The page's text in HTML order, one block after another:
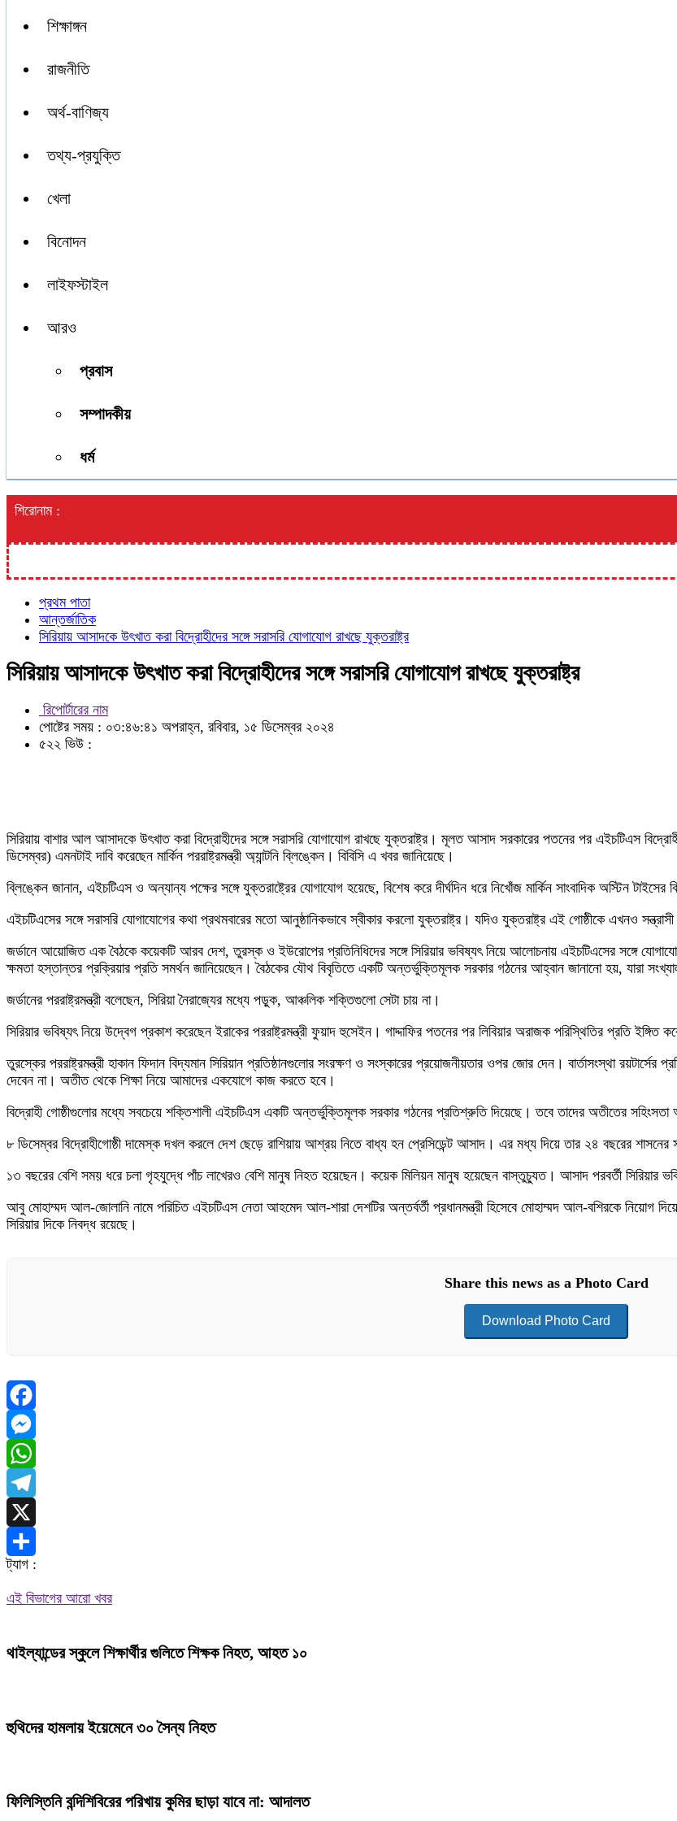
শিক্ষাঙ্গন
রাজনীতি
অর্থ-বাণিজ্য
তথ্য-প্রযুক্তি
খেলা
বিনোদন
লাইফস্টাইল
আরও
প্রবাস
সম্পাদকীয়
ধর্ম
শিরোনাম :
প্রথম পাতা
আন্তর্জাতিক
সিরিয়ায় আসাদকে উৎখাত করা বিদ্রোহীদের সঙ্গে সরাসরি যোগাযোগ রাখছে যুক্তরাষ্ট্র
সিরিয়ায় আসাদকে উৎখাত করা বিদ্রোহীদের সঙ্গে সরাসরি যোগাযোগ রাখছে যুক্তরাষ্ট্র
রিপোর্টারের নাম
পোষ্টের সময় : ০৩:৪৬:৪১ অপরাহ্ন, রবিবার, ১৫ ডিসেম্বর ২০২৪
৫২২ ভিউ :
সিরিয়ায় বাশার আল আসাদকে উৎখাত করা বিদ্রোহীদের সঙ্গে সরাসরি যোগাযোগ রাখছে যুক্তরাষ্ট্র। মূলত আসাদ সরকারের পতনের পর এইচটিএস
ডিসেম্বর) এমনটাই দাবি করেছেন মার্কিন পররাষ্ট্রমন্ত্রী অ্যান্টনি ব্লিঙ্কেন। বিবিসি এ খবর জানিয়েছে।
ব্লিঙ্কেন জানান, এইচটিএস ও অন্যান্য পক্ষের সঙ্গে যুক্তরাষ্ট্রের যোগাযোগ হয়েছে, বিশেষ করে দীর্ঘদিন ধরে নিখোঁজ মার্কিন সাংবাদিক অস্টিন টাইসের
এইচটিএসের সঙ্গে সরাসরি যোগাযোগের কথা প্রথমবারের মতো আনুষ্ঠানিকভাবে স্বীকার করলো যুক্তরাষ্ট্র। যদিও যুক্তরাষ্ট্র এই গোষ্ঠীকে এখনও সন্ত্রাসী
জর্ডানে আয়োজিত এক বৈঠকে কয়েকটি আরব দেশ, তুরস্ক ও ইউরোপের প্রতিনিধিদের সঙ্গে সিরিয়ার ভবিষ্যৎ নিয়ে আলোচনায় এইচটিএসের সঙ্গে
ক্ষমতা হস্তান্তর প্রক্রিয়ার প্রতি সমর্থন জানিয়েছেন। বৈঠকের যৌথ বিবৃতিতে একটি অন্তর্ভুক্তিমূলক সরকার গঠনের আহ্বান জানানো হয়, যারা
জর্ডানের পররাষ্ট্রমন্ত্রী বলেছেন, সিরিয়া নৈরাজ্যের মধ্যে পড়ুক, আঞ্চলিক শক্তিগুলো সেটা চায় না।
সিরিয়ার ভবিষ্যৎ নিয়ে উদ্বেগ প্রকাশ করেছেন ইরাকের পররাষ্ট্রমন্ত্রী ফুয়াদ হুসেইন। গাদ্দাফির পতনের পর লিবিয়ার অরাজক পরিস্থিতির প্রতি
তুরস্কের পররাষ্ট্রমন্ত্রী হাকান ফিদান বিদ্যমান সিরিয়ান প্রতিষ্ঠানগুলোর সংরক্ষণ ও সংস্কারের প্রয়োজনীয়তার ওপর জোর দেন। বার্তাসংস্থা রয়টার্সের
দেবেন না। অতীত থেকে শিক্ষা নিয়ে আমাদের একযোগে কাজ করতে হবে।
বিদ্রোহী গোষ্ঠীগুলোর মধ্যে সবচেয়ে শক্তিশালী এইচটিএস একটি অন্তর্ভুক্তিমূলক সরকার গঠনের প্রতিশ্রুতি দিয়েছে। তবে তাদের অতীতের সহিংসতা
৮ ডিসেম্বর বিদ্রোহীগোষ্ঠী দামেস্ক দখল করলে দেশ ছেড়ে রাশিয়ায় আশ্রয় নিতে বাধ্য হন প্রেসিডেন্ট আসাদ। এর মধ্য দিয়ে তার ২৪ বছরের শাসনের
১৩ বছরের বেশি সময় ধরে চলা গৃহযুদ্ধে পাঁচ লাখেরও বেশি মানুষ নিহত হয়েছেন। কয়েক মিলিয়ন মানুষ হয়েছেন বাস্তুচ্যুত। আসাদ পরবর্তী সিরিয়ার
আবু মোহাম্মদ আল-জোলানি নামে পরিচিত এইচটিএস নেতা আহমেদ আল-শারা দেশটির অন্তর্বর্তী প্রধানমন্ত্রী হিসেবে মোহাম্মদ আল-বশিরকে নিয়োগ
সিরিয়ার দিকে নিবদ্ধ রয়েছে।
Share this news as a Photo Card
Download Photo Card
Facebook
Messenger
WhatsApp
Telegram
X
Share
ট্যাগ :
এই বিভাগের আরো খবর
থাইল্যান্ডের স্কুলে শিক্ষার্থীর গুলিতে শিক্ষক নিহত, আহত ১০
হুথিদের হামলায় ইয়েমেনে ৩০ সৈন্য নিহত
ফিলিস্তিনি বন্দিশিবিরের পরিখায় কুমির ছাড়া যাবে না: আদালত